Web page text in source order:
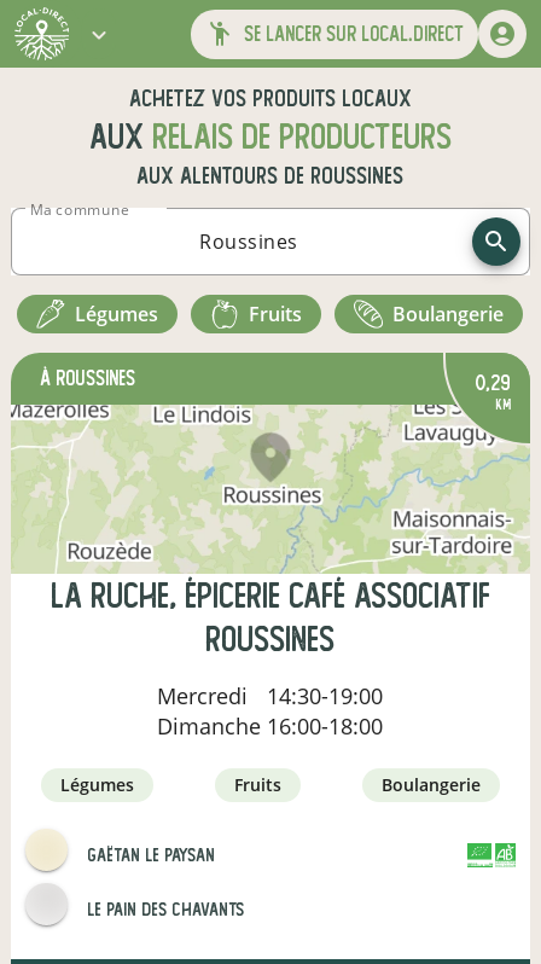
se lancer sur local.direct
Achetez vos produits locaux
aux relais de producteurs
aux alentours de Roussines
Ma commune
légumes fruits boulangerie
à Roussines 0,29
km
La Ruche, épicerie café associatif
Roussines
Mercredi
14:30-19:00
Dimanche 16:00-18:00
légumes fruits boulangerie
Gaëtan le paysan CERTIFIÉ PAR
AGRICULTURE FRANCE
Le pain des Chavants